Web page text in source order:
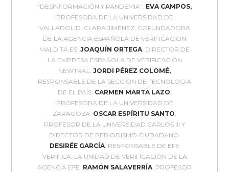
“DESINFORMACIÓN Y PANDEMIA”. EVA CAMPOS,
PROFESORA DE LA UNIVERSIDAD DE
VALLADOLID. CLARA JIMÉNEZ, COFUNDADORA
DE LA AGENCIA ESPAÑOLA DE VERIFICACIÓN
MALDITA.ES. JOAQUÍN ORTEGA , DIRECTOR DE
LA EMPRESA ESPAÑOLA DE VERIFICACIÓN
NEWTRAL. JORDI PÉREZ COLOMÉ,
RESPONSABLE DE LA SECCIÓN DE TECNOLOGÍA
DE EL PAÍS. CARMEN MARTA LAZO
PROFESORA DE LA UNIVERSIDAD DE
ZARAGOZA. OSCAR ESPÍRITU SANTO
PROFESOR DE LA UNIVERSIDAD CARLOS III Y
DIRECTOR DE PERIODISMO CIUDADANO.
DESIRÉE GARCÍA , RESPONSABLE DE EFE
VERIFICA, LA UNIDAD DE VERIFICACIÓN DE LA
AGENCIA EFE. RAMÓN SALAVERRÍA , PROFESOR